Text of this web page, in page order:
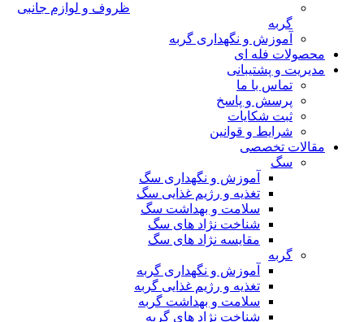
ظروف و لوازم جانبی
گربه
آموزش و نگهداری گربه
محصولات فله ای
مدیریت و پشتیبانی
تماس با ما
پرسش و پاسخ
ثبت شکایات
شرایط و قوانین
مقالات تخصصی
سگ
آموزش و نگهداری سگ
تغذیه و رژیم غذایی سگ
سلامت و بهداشت سگ
شناخت نژاد های سگ
مقایسه نژاد های سگ
گربه
آموزش و نگهداری گربه
تغذیه و رژیم غذایی گربه
سلامت و بهداشت گربه
شناخت نژاد های گربه